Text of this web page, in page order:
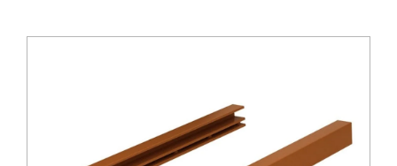
Pasuje do parapetów wykonanych ze stali i aluminium z
Zakończenie należy dociąć do pożądanej długości
dostosowanej do szerokości parapetu.